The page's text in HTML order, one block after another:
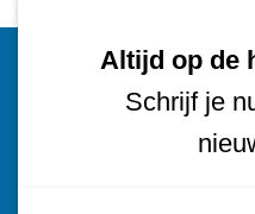
Altijd op de
Schrijf je